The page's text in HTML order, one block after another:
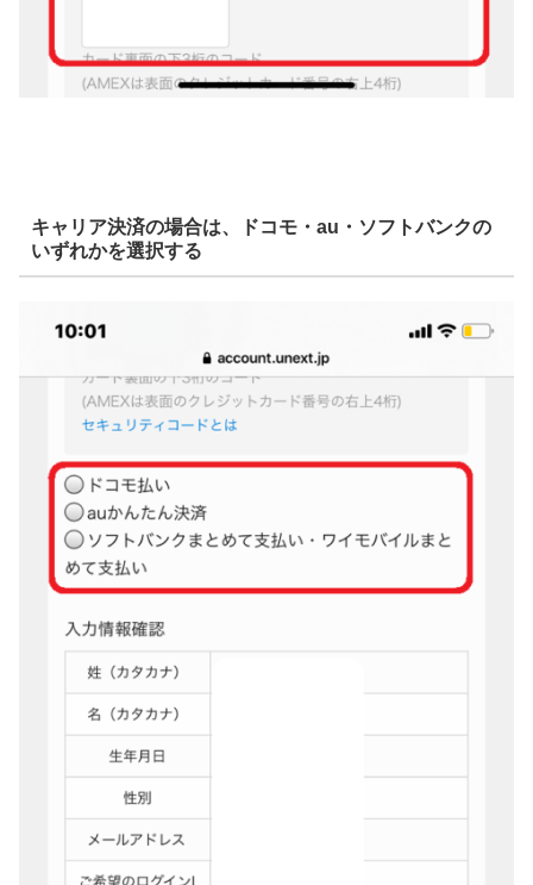
キャリア決済の場合は、ドコモ・au・ソフトバンクの
いずれかを選択する